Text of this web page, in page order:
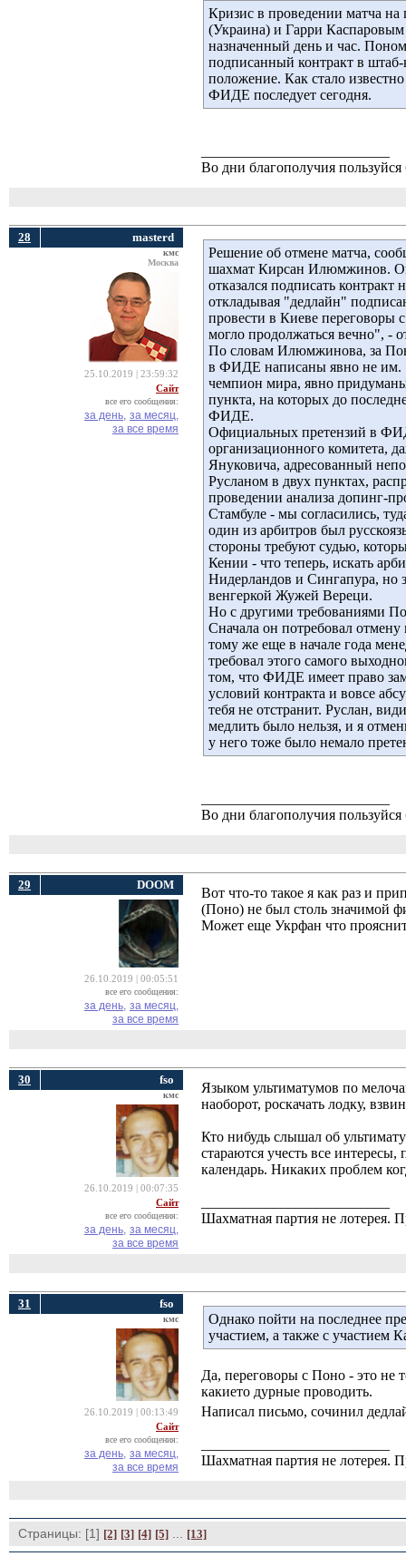
Кризис в проведении матча
(Украина) и Гарри Каспаровым
назначенный день и час.
подписанный контракт в
положение. Как стало
ФИДЕ последует сегодня.
Во дни благополучия
28 masterd
кмс
Москва
25.10.2019 | 23:59:32
Сайт
все его сообщения:
за день, за месяц,
за все время
Решение об отмене матча,
шахмат Кирсан Илюмжинов. Он
отказался подписать
откладывая "дедлайн"
провести в Киеве переговоры
могло продолжаться вечно", -
По словам Илюмжинова, за
в ФИДЕ написаны явно не им.
чемпион мира, явно
пункта, на которых до
ФИДЕ.
Официальных претензий в
организационного комитета,
Януковича, адресованный
Русланом в двух пунктах,
проведении анализа допинг-
Стамбуле - мы согласились,
один из арбитров был
стороны требуют судью,
Кении - что теперь, искать
Нидерландов и Сингапура, но
венгеркой Жужей Вереци.
Но с другими требованиями
Сначала он потребовал
тому же еще в начале года
требовал этого самого
том, что ФИДЕ имеет право
условий контракта и вовсе
тебя не отстранит. Руслан,
медлить было нельзя, и я
у него тоже было немало
Во дни благополучия
29 DOOM
26.10.2019 | 00:05:51
все его сообщения:
за день, за месяц,
за все время
Вот что-то такое я как раз и
(Поно) не был столь значимой
Может еще Укрфан что
30 fso
кмс
26.10.2019 | 00:07:35
Сайт
все его сообщения:
за день, за месяц,
за все время
Языком ультиматумов по
наоборот, роскачать лодку,
Кто нибудь слышал об
стараются учесть все
календарь. Никаких проблем
Шахматная партия не
31 fso
кмс
26.10.2019 | 00:13:49
Сайт
все его сообщения:
за день, за месяц,
за все время
Однако пойти на последнее
участием, а также с участием
Да, переговоры с Поно - это
какието дурные проводить.
Написал письмо, сочинил
Шахматная партия не
Страницы: [1] [2] [3] [4] [5] [13]